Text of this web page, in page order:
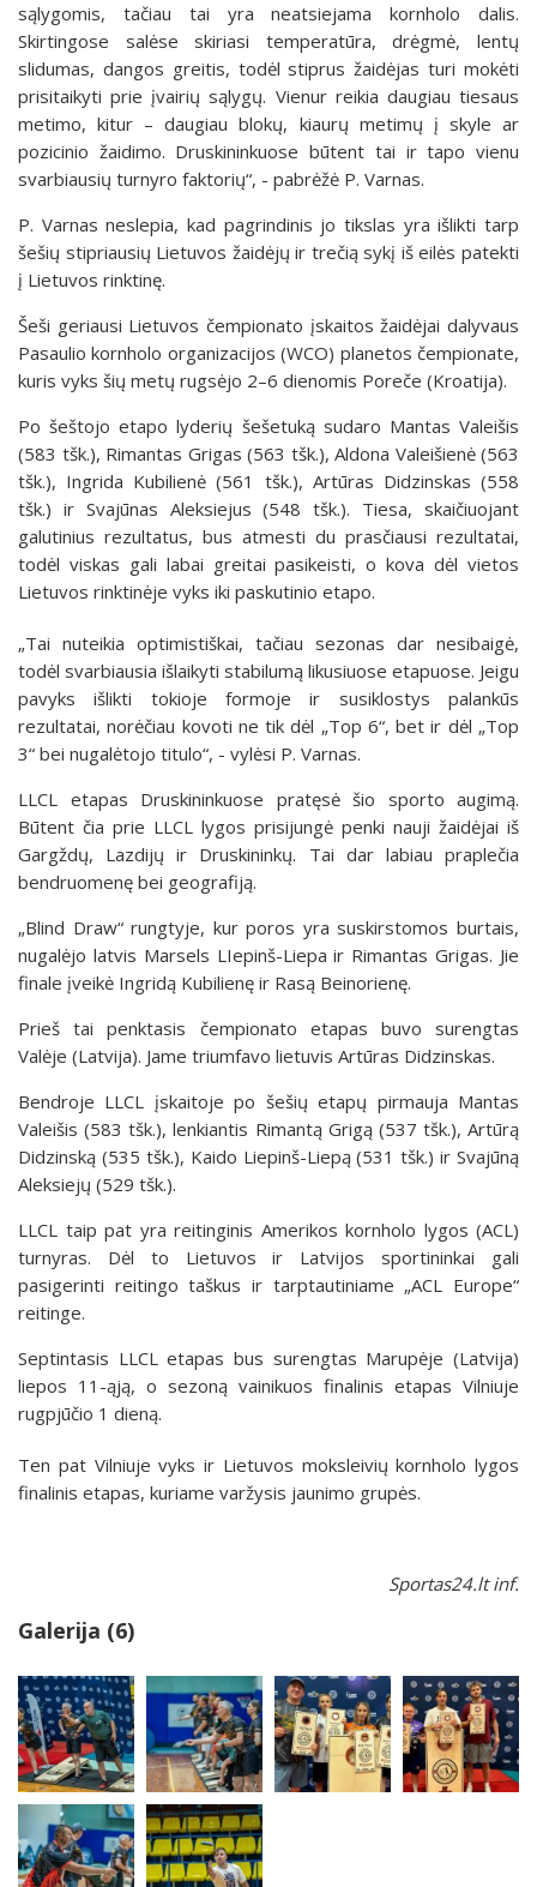
sąlygomis, tačiau tai yra neatsiejama kornholo dalis.
Skirtingose salėse skiriasi temperatūra, drėgmė, lentų
slidumas, dangos greitis, todėl stiprus žaidėjas turi mokėti
prisitaikyti prie įvairių sąlygų. Vienur reikia daugiau tiesaus
metimo, kitur – daugiau blokų, kiaurų metimų į skyle ar
pozicinio žaidimo. Druskininkuose būtent tai ir tapo vienu
svarbiausių turnyro faktorių“, - pabrėžė P. Varnas.
P. Varnas neslepia, kad pagrindinis jo tikslas yra išlikti tarp
šešių stipriausių Lietuvos žaidėjų ir trečią sykį iš eilės patekti
į Lietuvos rinktinę.
Šeši geriausi Lietuvos čempionato įskaitos žaidėjai dalyvaus
Pasaulio kornholo organizacijos (WCO) planetos čempionate,
kuris vyks šių metų rugsėjo 2–6 dienomis Poreče (Kroatija).
Po šeštojo etapo lyderių šešetuką sudaro Mantas Valeišis
(583 tšk.), Rimantas Grigas (563 tšk.), Aldona Valeišienė (563
tšk.), Ingrida Kubilienė (561 tšk.), Artūras Didzinskas (558
tšk.) ir Svajūnas Aleksiejus (548 tšk.). Tiesa, skaičiuojant
galutinius rezultatus, bus atmesti du prasčiausi rezultatai,
todėl viskas gali labai greitai pasikeisti, o kova dėl vietos
Lietuvos rinktinėje vyks iki paskutinio etapo.
„Tai nuteikia optimistiškai, tačiau sezonas dar nesibaigė,
todėl svarbiausia išlaikyti stabilumą likusiuose etapuose. Jeigu
pavyks išlikti tokioje formoje ir susiklostys palankūs
rezultatai, norėčiau kovoti ne tik dėl „Top 6“, bet ir dėl „Top
3“ bei nugalėtojo titulo“, - vylėsi P. Varnas.
LLCL etapas Druskininkuose pratęsė šio sporto augimą.
Būtent čia prie LLCL lygos prisijungė penki nauji žaidėjai iš
Gargždų, Lazdijų ir Druskininkų. Tai dar labiau praplečia
bendruomenę bei geografiją.
„Blind Draw“ rungtyje, kur poros yra suskirstomos burtais,
nugalėjo latvis Marsels LIepinš-Liepa ir Rimantas Grigas. Jie
finale įveikė Ingridą Kubilienę ir Rasą Beinorienę.
Prieš tai penktasis čempionato etapas buvo surengtas
Valėje (Latvija). Jame triumfavo lietuvis Artūras Didzinskas.
Bendroje LLCL įskaitoje po šešių etapų pirmauja Mantas
Valeišis (583 tšk.), lenkiantis Rimantą Grigą (537 tšk.), Artūrą
Didzinską (535 tšk.), Kaido Liepinš-Liepą (531 tšk.) ir Svajūną
Aleksiejų (529 tšk.).
LLCL taip pat yra reitinginis Amerikos kornholo lygos (ACL)
turnyras. Dėl to Lietuvos ir Latvijos sportininkai gali
pasigerinti reitingo taškus ir tarptautiniame „ACL Europe“
reitinge.
Septintasis LLCL etapas bus surengtas Marupėje (Latvija)
liepos 11-ąją, o sezoną vainikuos finalinis etapas Vilniuje
rugpjūčio 1 dieną.
Ten pat Vilniuje vyks ir Lietuvos moksleivių kornholo lygos
finalinis etapas, kuriame varžysis jaunimo grupės.
Sportas24.lt inf.
Galerija (6)